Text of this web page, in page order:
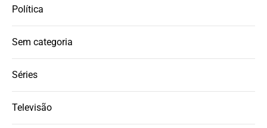
Política
Sem categoria
Séries
Televisão